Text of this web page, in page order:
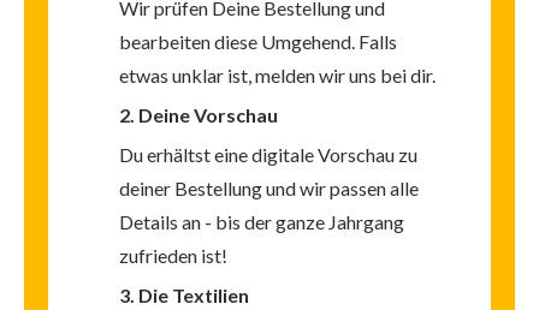
Wir prüfen Deine Bestellung und
bearbeiten diese Umgehend. Falls
etwas unklar ist, melden wir uns bei dir.
2. Deine Vorschau
Du erhältst eine digitale Vorschau zu
deiner Bestellung und wir passen alle
Details an - bis der ganze Jahrgang
zufrieden ist!
3. Die Textilien